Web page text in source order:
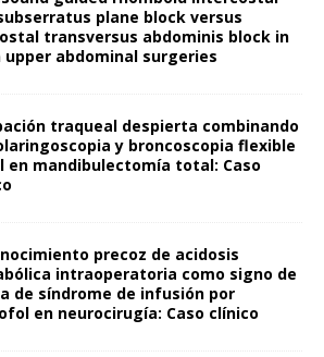
plane block versus
transversus abdominis block in
upper abdominal surgeries
traqueal despierta combinando
y broncoscopia flexible
en mandibulectomía total: Caso
precoz de acidosis
intraoperatoria como signo de
de síndrome de infusión por
en neurocirugía: Caso clínico